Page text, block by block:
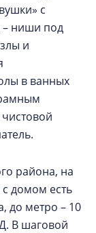
с
– ниши под
и
в ванных
района, на
домом есть
до метро – 10
В шаговой